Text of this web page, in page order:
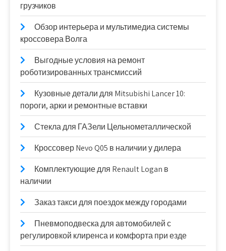
грузчиков
Обзор интерьера и мультимедиа системы
кроссовера Волга
Выгодные условия на ремонт
роботизированных трансмиссий
Кузовные детали для Mitsubishi Lancer 10:
пороги, арки и ремонтные вставки
Стекла для ГАЗели Цельнометаллической
Кроссовер Nevo Q05 в наличии у дилера
Комплектующие для Renault Logan в
наличии
Заказ такси для поездок между городами
Пневмоподвеска для автомобилей с
регулировкой клиренса и комфорта при езде